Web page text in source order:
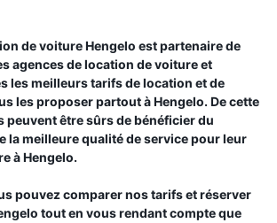
de voitureHengelo est partenaire de
agences de location de voiture et
les meilleurs tarifs de location et de
les proposer partout àHengelo. De cette
peuvent être sûrs de bénéficier du
la meilleure qualité de service pour leur
àHengelo.
pouvez comparer nos tarifs et réserver
tout en vous rendant compte que